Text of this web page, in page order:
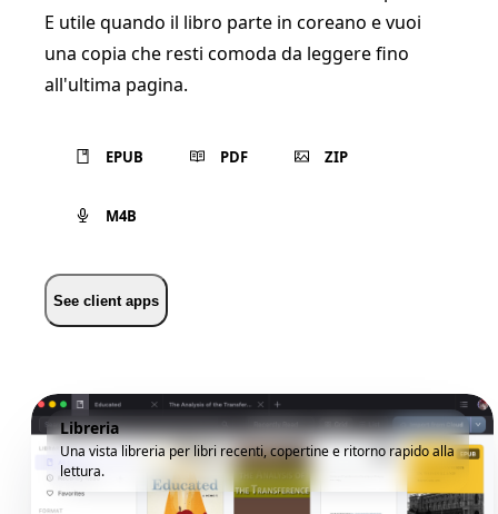
E utile quando il libro parte in coreano e vuoi
una copia che resti comoda da leggere fino
all'ultima pagina.
EPUB PDF ZIP
M4B
See client apps
Libreria
Una vista libreria per libri recenti, copertine e ritorno rapido alla
lettura.